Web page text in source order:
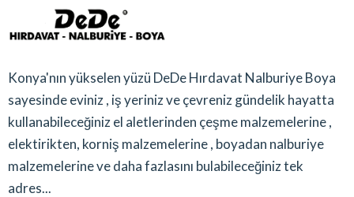
Konya'nın yükselen yüzü DeDe Hırdavat Nalburiye Boya
sayesinde eviniz , iş yeriniz ve çevreniz gündelik hayatta
kullanabileceğiniz el aletlerinden çeşme malzemelerine ,
elektirikten, korniş malzemelerine , boyadan nalburiye
malzemelerine ve daha fazlasını bulabileceğiniz tek
adres...